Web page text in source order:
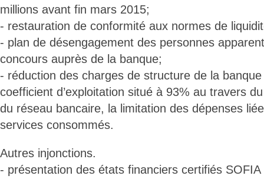
millions avant fin mars 2015;
- restauration de conformité aux normes de
- plan de désengagement des personnes
concours auprès de la banque;
- réduction des charges de structure de la
coefficient d’exploitation situé à 93% au travers
du réseau bancaire, la limitation des dépenses
services consommés.
Autres injonctions.
- présentation des états financiers certifiés